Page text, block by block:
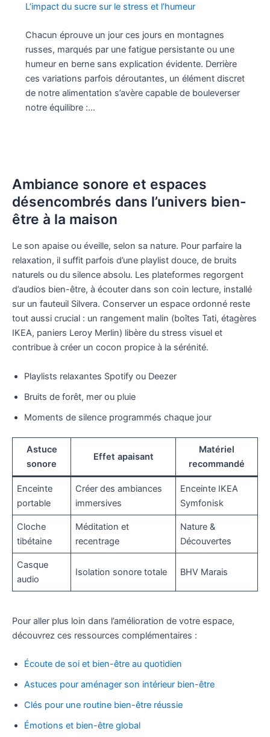
L’impact du sucre sur le stress et l’humeur
Chacun éprouve un jour ces jours en montagnes
russes, marqués par une fatigue persistante ou une
humeur en berne sans explication évidente. Derrière
ces variations parfois déroutantes, un élément discret
de notre alimentation s’avère capable de bouleverser
notre équilibre :…
Ambiance sonore et espaces
désencombrés dans l’univers bien-
être à la maison
Le son apaise ou éveille, selon sa nature. Pour parfaire la
relaxation, il suffit parfois d’une playlist douce, de bruits
naturels ou du silence absolu. Les plateformes regorgent
d’audios bien-être, à écouter dans son coin lecture, installé
sur un fauteuil Silvera. Conserver un espace ordonné reste
tout aussi crucial : un rangement malin (boîtes Tati, étagères
IKEA, paniers Leroy Merlin) libère du stress visuel et
contribue à créer un cocon propice à la sérénité.
Playlists relaxantes Spotify ou Deezer
Bruits de forêt, mer ou pluie
Moments de silence programmés chaque jour
Astuce
sonore
Effet apaisant
Matériel
recommandé
Enceinte
portable
Créer des ambiances
immersives
Enceinte IKEA
Symfonisk
Cloche
tibétaine
Méditation et
recentrage
Nature &
Découvertes
Casque
audio
Isolation sonore totale BHV Marais
Pour aller plus loin dans l’amélioration de votre espace,
découvrez ces ressources complémentaires :
Écoute de soi et bien-être au quotidien
Astuces pour aménager son intérieur bien-être
Clés pour une routine bien-être réussie
Émotions et bien-être global